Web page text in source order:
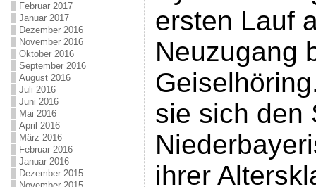
Februar 2017
Januar 2017
Dezember 2016
November 2016
Oktober 2016
September 2016
August 2016
Juli 2016
Juni 2016
Mai 2016
April 2016
März 2016
Februar 2016
Januar 2016
Dezember 2015
ersten Lauf
Neuzugang
sie sich den
ihrer